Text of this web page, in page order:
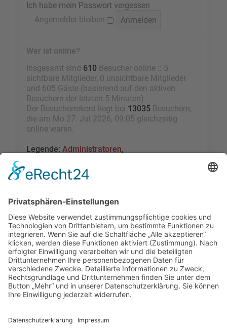
Ich habe mein Passwort vergessen
Angemeldet bleiben
Wer ist online?
Insgesamt sind 610 Besucher online :: 5
sichtbare Mitglieder, 0 unsichtbare Mitglieder
und 605 Gäste (basierend auf den aktiven
Besuchern der letzten 5 Minuten)
Der Besucherrekord liegt bei 13035 Besuchern,
die am Mo 27. Jul 2026, 09:05 gleichzeitig
online waren.
Legende: Administratoren,
Kürzlich registrierte Benutzer
Beiträge insgesamt
109462
• Themen insgesamt
9528• Mitglieder insgesamt2455• Unser
neuestes Mitglied:sky1005